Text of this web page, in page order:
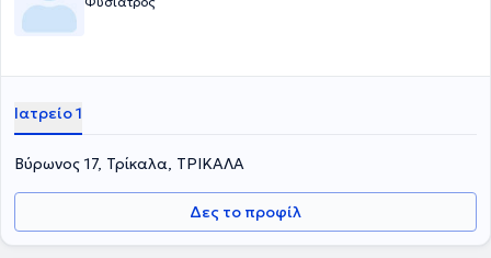
Ιατρείο 1
Βύρωνος 17, Τρίκαλα, ΤΡΙΚΑΛΑ
Δες το προφίλ